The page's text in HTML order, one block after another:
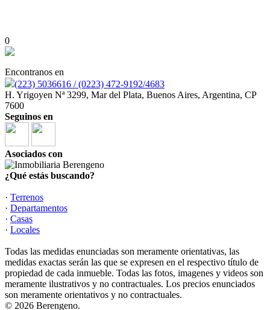
0
Encontranos en
(223) 5036616 / (0223) 472-9192/4683
H. Yrigoyen Nª 3299, Mar del Plata, Buenos Aires, Argentina, CP
7600
Seguinos en
Asociados con
¿Qué estás buscando?
· Terrenos
· Departamentos
· Casas
· Locales
Todas las medidas enunciadas son meramente orientativas, las
medidas exactas serán las que se expresen en el respectivo título de
propiedad de cada inmueble. Todas las fotos, imagenes y videos son
meramente ilustrativos y no contractuales. Los precios enunciados
son meramente orientativos y no contractuales.
© 2026 Berengeno.